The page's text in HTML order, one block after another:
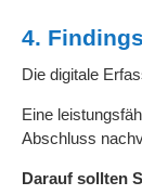
4.
Die digitale
Eine
Abschluss
Darauf sollten